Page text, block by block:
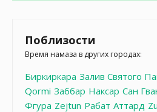
Поблизости
Время намаза в других городах:
Биркиркара Залив Святого
Qormi Заббар Наксар Сан
Фгура Zejtun Рабат Аттард